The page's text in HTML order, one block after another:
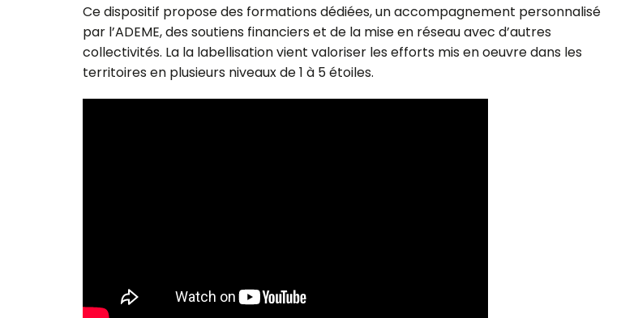
Ce dispositif propose des formations dédiées, un accompagnement personnalisé
par l’ADEME, des soutiens financiers et de la mise en réseau avec d’autres
collectivités. La la labellisation vient valoriser les efforts mis en oeuvre dans les
territoires en plusieurs niveaux de 1 à 5 étoiles.